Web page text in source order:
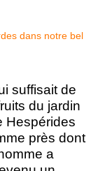
suffisait de
du jardin
Hespérides
près dont
a